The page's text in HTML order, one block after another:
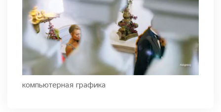
компьютерная графика